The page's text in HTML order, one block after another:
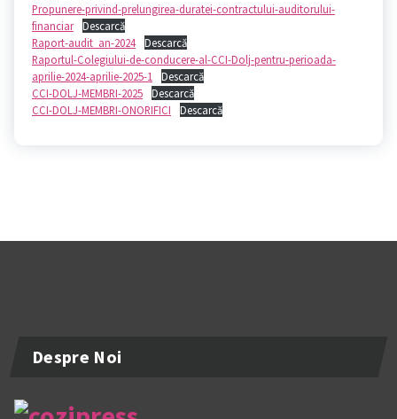
Propunere-privind-prelungirea-duratei-contractului-auditorului-
financiar
Descarcă
Raport-audit_an-2024
Descarcă
Raportul-Colegiului-de-conducere-al-CCI-Dolj-pentru-perioada-
aprilie-2024-aprilie-2025-1
Descarcă
CCI-DOLJ-MEMBRI-2025
Descarcă
CCI-DOLJ-MEMBRI-ONORIFICI
Descarcă
Despre Noi